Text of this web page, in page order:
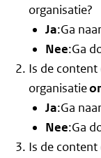
organisatie?
Ja:Ga
Nee:Ga
Is de
organisatie
Ja:Ga
Nee:Ga
Is de